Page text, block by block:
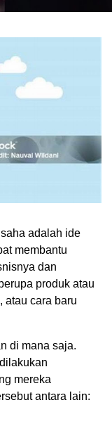
adalah ide
membantu
dan
produk atau
atau cara baru
di mana saja.
mereka
antara lain: